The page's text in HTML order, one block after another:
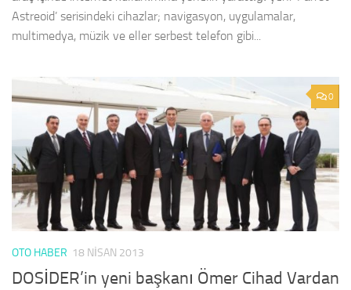
Astreoid’ serisindeki cihazlar; navigasyon, uygulamalar,
multimedya, müzik ve eller serbest telefon gibi...
0
OTO HABER 18 NISAN 2013
DOSİDER’in yeni başkanı Ömer Cihad Vardan